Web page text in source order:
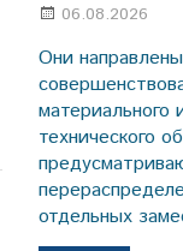
06.08.2026
Они
материального
технического
отдельных